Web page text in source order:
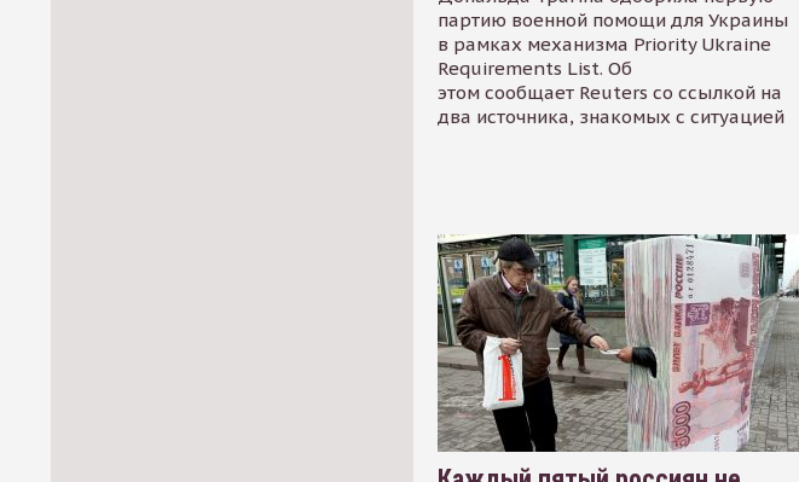
партию военной помощи для Украины
в рамках механизма Priority Ukraine
Requirements List. Об
этом сообщает Reuters со ссылкой на
два источника, знакомых с ситуацией